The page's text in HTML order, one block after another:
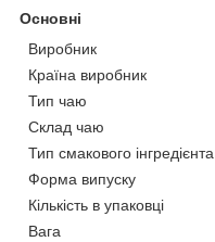
Основні
Виробник
Країна виробник
Тип чаю
Склад чаю
Тип смакового інгредієнта
Форма випуску
Кількість в упаковці
Вага